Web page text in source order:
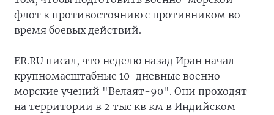
флот к противостоянию с противником во
время боевых действий.
ER.RU писал, что неделю назад Иран начал
крупномасштабные 10-дневные военно-
морские учений "Велаят-90". Они проходят
на территории в 2 тыс кв км в Индийском